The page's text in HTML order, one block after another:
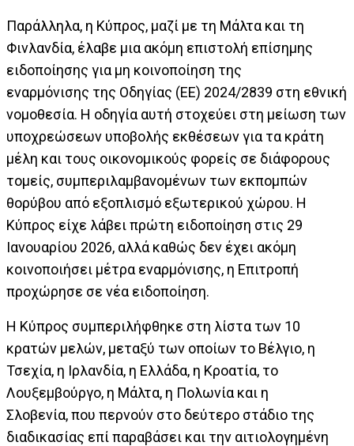
Παράλληλα, η Κύπρος, μαζί με τη Μάλτα και τη
Φινλανδία, έλαβε μια ακόμη επιστολή επίσημης
ειδοποίησης για μη κοινοποίηση της
εναρμόνισης της Οδηγίας (ΕΕ) 2024/2839 στη εθνική
νομοθεσία. Η οδηγία αυτή στοχεύει στη μείωση των
υποχρεώσεων υποβολής εκθέσεων για τα κράτη
μέλη και τους οικονομικούς φορείς σε διάφορους
τομείς, συμπεριλαμβανομένων των εκπομπών
θορύβου από εξοπλισμό εξωτερικού χώρου. Η
Κύπρος είχε λάβει πρώτη ειδοποίηση στις 29
Ιανουαρίου 2026, αλλά καθώς δεν έχει ακόμη
κοινοποιήσει μέτρα εναρμόνισης, η Επιτροπή
προχώρησε σε νέα ειδοποίηση.
H Κύπρος συμπεριλήφθηκε στη λίστα των 10
κρατών μελών, μεταξύ των οποίων το Βέλγιο, η
Τσεχία, η Ιρλανδία, η Ελλάδα, η Κροατία, το
Λουξεμβούργο, η Μάλτα, η Πολωνία και η
Σλοβενία, που περνούν στο δεύτερο στάδιο της
διαδικασίας επί παραβάσει και την αιτιολογημένη